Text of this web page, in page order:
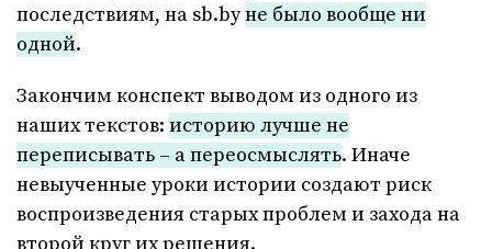
последствиям, на sb.byне было вообще ни
одной.
Закончим конспект выводом из одного из
наших текстов: историю лучше не
переписывать – а переосмыслять. Иначе
невыученные уроки истории создают риск
воспроизведения старых проблем и захода на